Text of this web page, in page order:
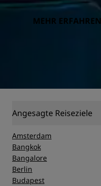
MEHR ERFAHREN
Angesagte Reiseziele
Amsterdam
Bangkok
Bangalore
Berlin
Budapest